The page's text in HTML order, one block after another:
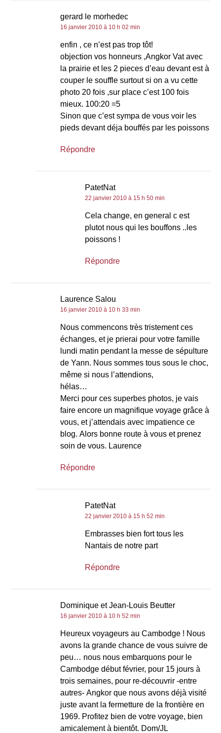
gerard le morhedec
16 janvier 2010 à 10 h 02 min
enfin , ce n’est pas trop tôt!
objection vos honneurs ,Angkor Vat avec
la prairie et les 2 pieces d’eau devant est à
couper le souffle surtout si on a vu cette
photo 20 fois ,sur place c’est 100 fois
mieux. 100:20 =5
Sinon que c’est sympa de vous voir les
pieds devant déja bouffés par les poissons
Répondre
PatetNat
22 janvier 2010 à 15 h 50 min
Cela change, en general c est
plutot nous qui les bouffons ..les
poissons !
Répondre
Laurence Salou
16 janvier 2010 à 10 h 33 min
Nous commencons très tristement ces
échanges, et je prierai pour votre famille
lundi matin pendant la messe de sépulture
de Yann. Nous sommes tous sous le choc,
même si nous l’attendions,
hélas…
Merci pour ces superbes photos, je vais
faire encore un magnifique voyage grâce à
vous, et j’attendais avec impatience ce
blog. Alors bonne route à vous et prenez
soin de vous. Laurence
Répondre
PatetNat
22 janvier 2010 à 15 h 52 min
Embrasses bien fort tous les
Nantais de notre part
Répondre
Dominique et Jean-Louis Beutter
16 janvier 2010 à 10 h 52 min
Heureux voyageurs au Cambodge ! Nous
avons la grande chance de vous suivre de
peu… nous nous embarquons pour le
Cambodge début février, pour 15 jours à
trois semaines, pour re-découvrir -entre
autres- Angkor que nous avons déjà visité
juste avant la fermetture de la frontière en
1969. Profitez bien de votre voyage, bien
amicalement à bientôt. Dom/JL